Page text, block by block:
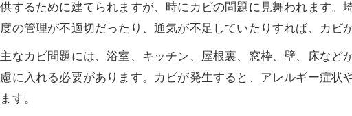
するために建てられますが、時にカビの問題に見舞われます。
の管理が不適切だったり、通気が不足していたりすれば、カビ
なカビ問題には、浴室、キッチン、屋根裏、窓枠、壁、床など
に入れる必要があります。カビが発生すると、アレルギー症状
す。